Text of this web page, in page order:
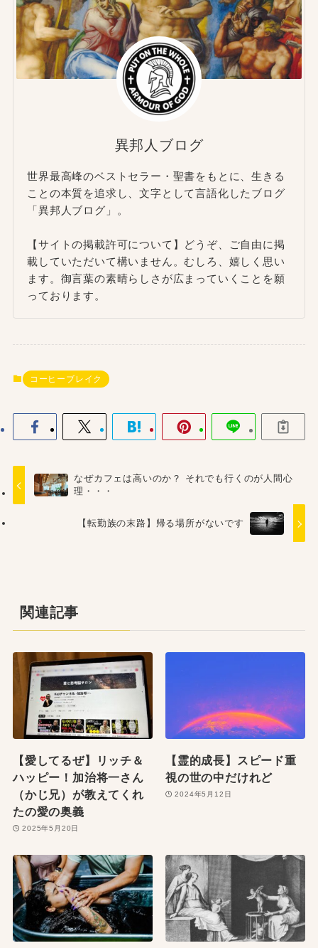
異邦人ブログ
世界最高峰のベストセラー・聖書をもとに、生きる
ことの本質を追求し、文字として言語化したブログ
「異邦人ブログ」。
【サイトの掲載許可について】どうぞ、ご自由に掲
載していただいて構いません。むしろ、嬉しく思い
ます。御言葉の素晴らしさが広まっていくことを願
っております。
コーヒーブレイク
なぜカフェは高いのか？ それでも行くのが人間心
理・・・
【転勤族の末路】帰る場所がないです
関連記事
【愛してるぜ】リッチ＆
ハッピー！加治将一さん
（かじ兄）が教えてくれ
たの愛の奥義
2025年5月20日
【霊的成長】スピード重
視の世の中だけれど
2024年5月12日